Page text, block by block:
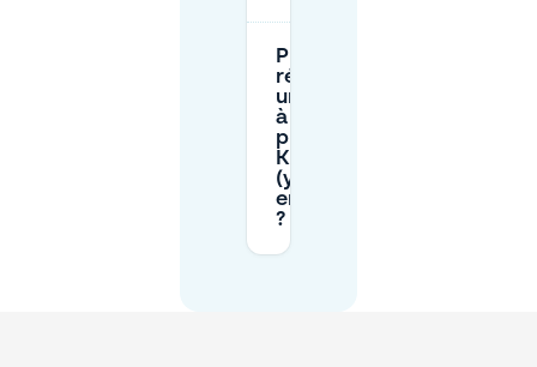
Puis-je
réserver
un parking
à l’avance
près du
Kunstberg
(y compris
en soirée)
?